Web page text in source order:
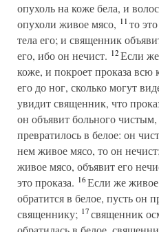
опухоль на коже бела, и
опухоли живое мясо, 11то это
тела его; и священник
его, ибо он нечист. 12Если же
коже, и покроет проказа всю
его до ног, сколько могут
увидит священник, что
он объявит больного
превратилось в белое: он
нем живое мясо, то он нечист;
живое мясо, объявит его
это проказа. 16Если же живое
обратится в белое, пусть он
священнику; 17священник